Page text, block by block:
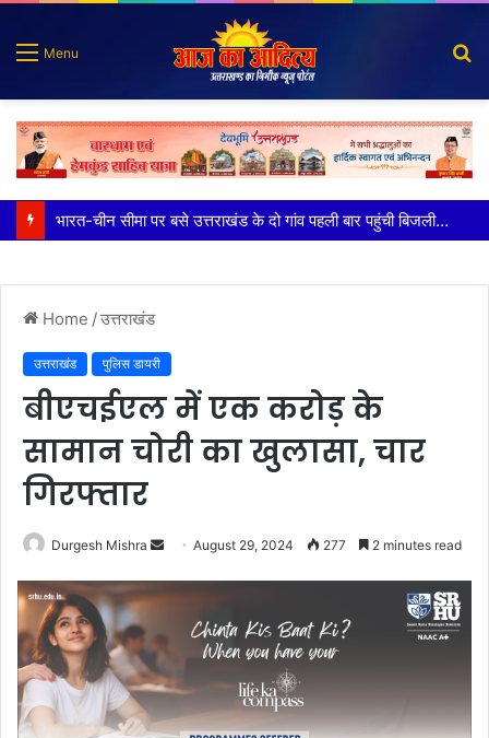
Menu
100 किडनी ट्रांसप्लांट की सफलता, हिम्स जौलीग्रांट ने बढ़ाया चिकित्सा सेवाओं का भरोसा
Home /उत्तराखंड
उत्तराखंड पुलिस डायरी
बीएचईएल में एक करोड़ के
सामान चोरी का खुलासा, चार
गिरफ्तार
Durgesh Mishra
Send
email
August 29, 2024 277 2 minutes read